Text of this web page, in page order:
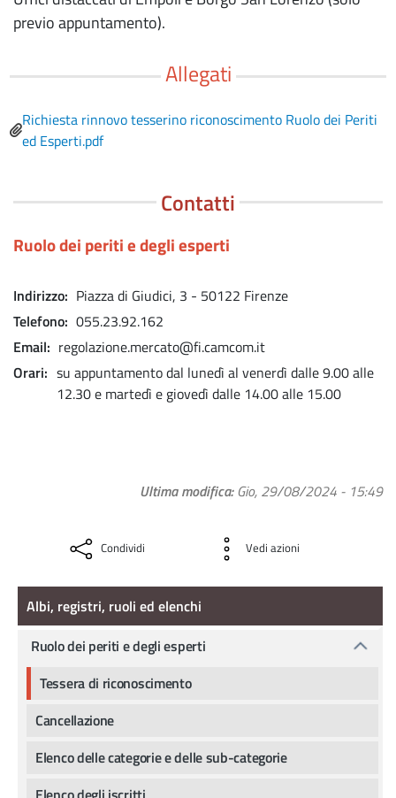
previo appuntamento).
Allegati
File
Richiesta rinnovo tesserino riconoscimento Ruolo dei Periti
ed Esperti.pdf
Contatti
Ruolo dei periti e degli esperti
Indirizzo Piazza di Giudici, 3 - 50122 Firenze
Telefono 055.23.92.162
Email
regolazione.mercato@fi.camcom.it
Orari
su appuntamento dal lunedì al venerdì dalle 9.00 alle
12.30 e martedì e giovedì dalle 14.00 alle 15.00
Ultima modifica Gio, 29/08/2024 - 15:49
Condividi Vedi azioni
Albi, registri, ruoli ed elenchi
Albi, registri, ruoli ed elenchi
Ruolo dei periti e degli esperti
Tessera di riconoscimento
Cancellazione
Elenco delle categorie e delle sub-categorie